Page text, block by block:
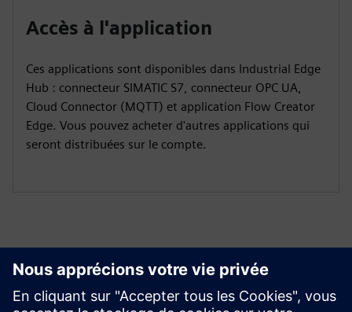
Accès à l'application
Ces applications sont disponibles dans Industrial Edge
Hub : connecteur SIMATIC S7, connecteur OPC UA,
Cloud Connector (MQTT) et application Flow Creator
Edge. Vous pouvez acheter d'autres applications qui
seront distribuées sur le compte.